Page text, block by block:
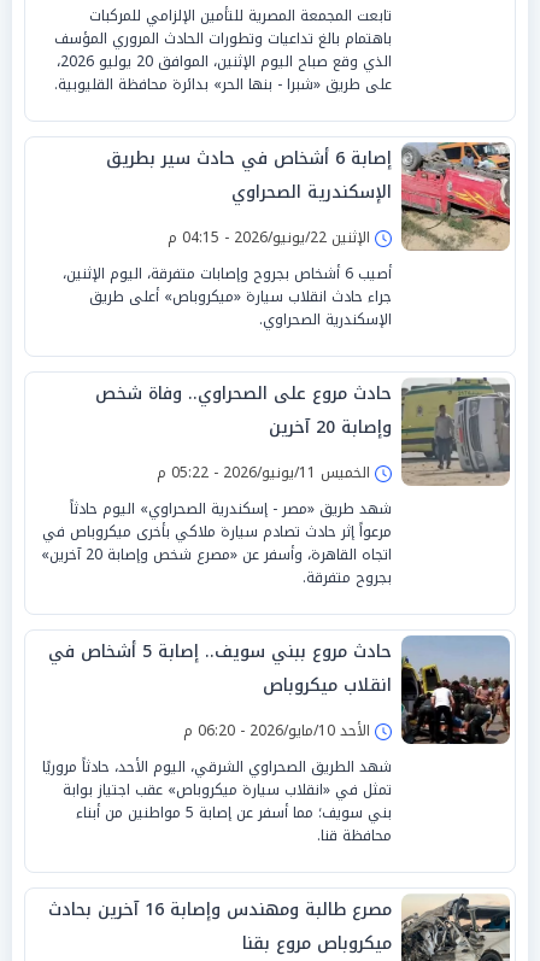
تابعت المجمعة المصرية للتأمين الإلزامي للمركبات
باهتمام بالغ تداعيات وتطورات الحادث المروري المؤسف
الذي وقع صباح اليوم الإثنين، الموافق 20 يوليو 2026،
على طريق «شبرا - بنها الحر» بدائرة محافظة القليوبية.
إصابة 6 أشخاص في حادث سير بطريق
الإسكندرية الصحراوي
الإثنين 22/يونيو/2026 - 04:15 م
أصيب 6 أشخاص بجروح وإصابات متفرقة، اليوم الإثنين،
جراء حادث انقلاب سيارة «ميكروباص» أعلى طريق
الإسكندرية الصحراوي.
حادث مروع على الصحراوي.. وفاة شخص
وإصابة 20 آخرين
الخميس 11/يونيو/2026 - 05:22 م
شهد طريق «مصر - إسكندرية الصحراوي» اليوم حادثاً
مرعواً إثر حادث تصادم سيارة ملاكي بأخرى ميكروباص في
اتجاه القاهرة، وأسفر عن «مصرع شخص وإصابة 20 آخرين»
بجروح متفرقة.
حادث مروع ببني سويف.. إصابة 5 أشخاص في
انقلاب ميكروباص
الأحد 10/مايو/2026 - 06:20 م
شهد الطريق الصحراوي الشرقي، اليوم الأحد، حادثاً مروريًا
تمثل في «انقلاب سيارة ميكروباص» عقب اجتياز بوابة
بني سويف؛ مما أسفر عن إصابة 5 مواطنين من أبناء
محافظة قنا.
مصرع طالبة ومهندس وإصابة 16 آخرين بحادث
ميكروباص مروع بقنا